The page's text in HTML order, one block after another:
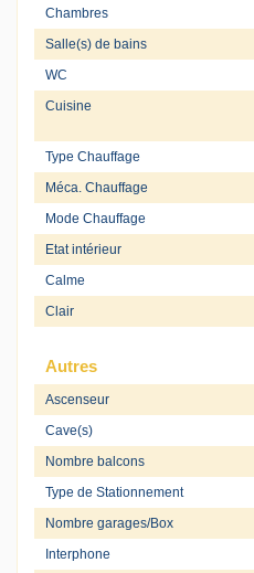
Chambres
Salle(s) de bains
WC
Cuisine
Type Chauffage
Méca. Chauffage
Mode Chauffage
Etat intérieur
Calme
Clair
Autres
Ascenseur
Cave(s)
Nombre balcons
Type de Stationnement
Nombre garages/Box
Interphone